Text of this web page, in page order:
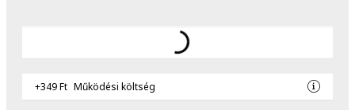
+349 Ft Működési költség